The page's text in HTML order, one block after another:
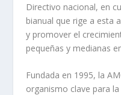
Directivo nacional, en
bianual que rige a esta
y promover el
pequeñas y medianas
Fundada en 1995, la
organismo clave para